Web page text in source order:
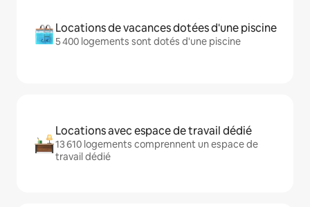
Locations de vacances dotées d'une piscine
5 400 logements sont dotés d'une piscine
Locations avec espace de travail dédié
13 610 logements comprennent un espace de
travail dédié